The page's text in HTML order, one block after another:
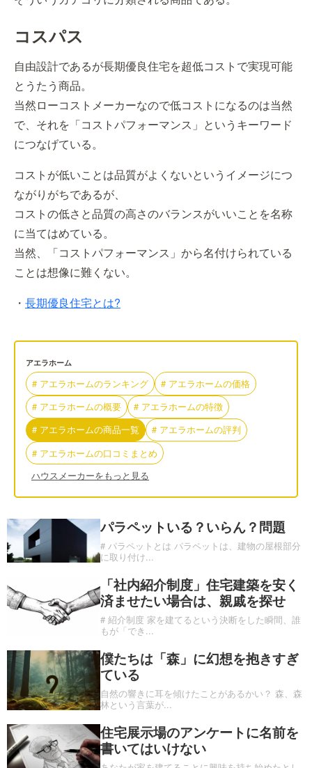
コスパス
自由設計であるが長期優良住宅を超低コストで実現可能
とうたう商品。
当然ローコストメーカーなので低コストになるのは当然
で、それを「コストパフォーマンス」というキーワード
につなげている。
コストが低いことは品質がよくないというイメージにつ
ながりがちであるが、
コストの低さと品質の高さのバランスがいいことを名称
に当てはめている。
当然、「コストパフォーマンス」から名付けられている
ことは想像に難くない。
・ 長期優良住宅とは?
アエラホーム
# アエラホームのランキング # アエラホームの価格
# アエラホームの概要 # アエラホームの特徴
# アエラホームの商品一覧 # アエラホームの評判
# アエラホームの口コミまとめ
ハウスメーカーをもっと見る
パラペットいる？いらん？問題
# パラペットとは パラペットは、建物の屋根部分
に取り付け...
「社内紹介制度」住宅建築を安く
済ませたい場合は、親戚を探せ
# 紹介制度 家を建てるという決断をした瞬間、誰
もが「でき ...
僕たちは「森」に幻想を抱きすぎ
ている
自然の響きに耳を傾けたことがあるかい？ 森、森
林という言葉が...
住宅展示場のアンケートに名前を
書いてはいけない